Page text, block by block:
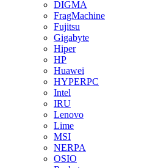
DIGMA
FragMachine
Fujitsu
Gigabyte
Hiper
HP
Huawei
HYPERPC
Intel
IRU
Lenovo
Lime
MSI
NERPA
OSIO